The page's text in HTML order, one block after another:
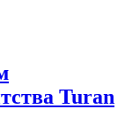
Turan